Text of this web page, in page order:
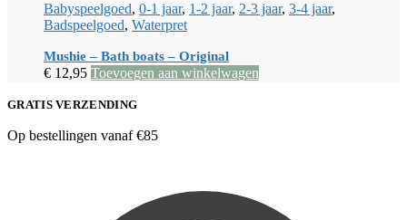
Babyspeelgoed, 0-1 jaar, 1-2 jaar, 2-3 jaar, 3-4 jaar,
Badspeelgoed, Waterpret
Mushie – Bath boats – Original
€ 12,95 Toevoegen aan winkelwagen
GRATIS VERZENDING
Op bestellingen vanaf €85